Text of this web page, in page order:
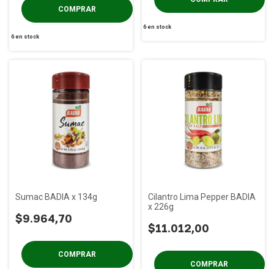
6en stock
6en stock
Sumac BADIA x 134g
$9.964,70
Cilantro Lima Pepper BADIA
x 226g
$11.012,00